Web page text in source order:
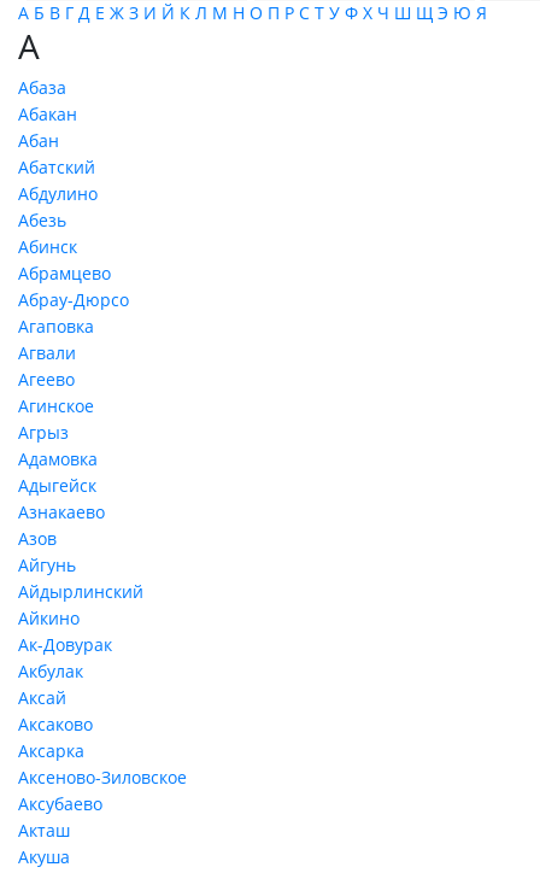
А Б В Г Д Е Ж З И Й К Л М Н О П Р С Т У Ф Х Ч Ш Щ Э Ю Я
А
Абаза
Абакан
Абан
Абатский
Абдулино
Абезь
Абинск
Абрамцево
Абрау-Дюрсо
Агаповка
Агвали
Агеево
Агинское
Агрыз
Адамовка
Адыгейск
Азнакаево
Азов
Айгунь
Айдырлинский
Айкино
Ак-Довурак
Акбулак
Аксай
Аксаково
Аксарка
Аксеново-Зиловское
Аксубаево
Акташ
Акуша